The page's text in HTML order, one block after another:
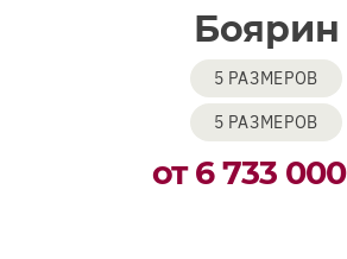
Боярин
5 РАЗМЕРОВ
5 РАЗМЕРОВ
от 6 733 000